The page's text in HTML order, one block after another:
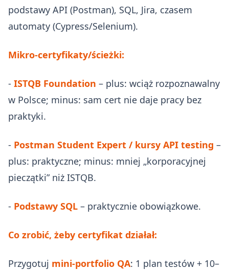
podstawy API (Postman), SQL, Jira, czasem
automaty (Cypress/Selenium).
Mikro‑certyfikaty/ścieżki:
- ISTQB Foundation – plus: wciąż rozpoznawalny
w Polsce; minus: sam cert nie daje pracy bez
praktyki.
- Postman Student Expert / kursy API testing –
plus: praktyczne; minus: mniej „korporacyjnej
pieczątki” niż ISTQB.
- Podstawy SQL – praktycznie obowiązkowe.
Co zrobić, żeby certyfikat działał:
Przygotuj mini‑portfolio QA: 1 plan testów + 10–